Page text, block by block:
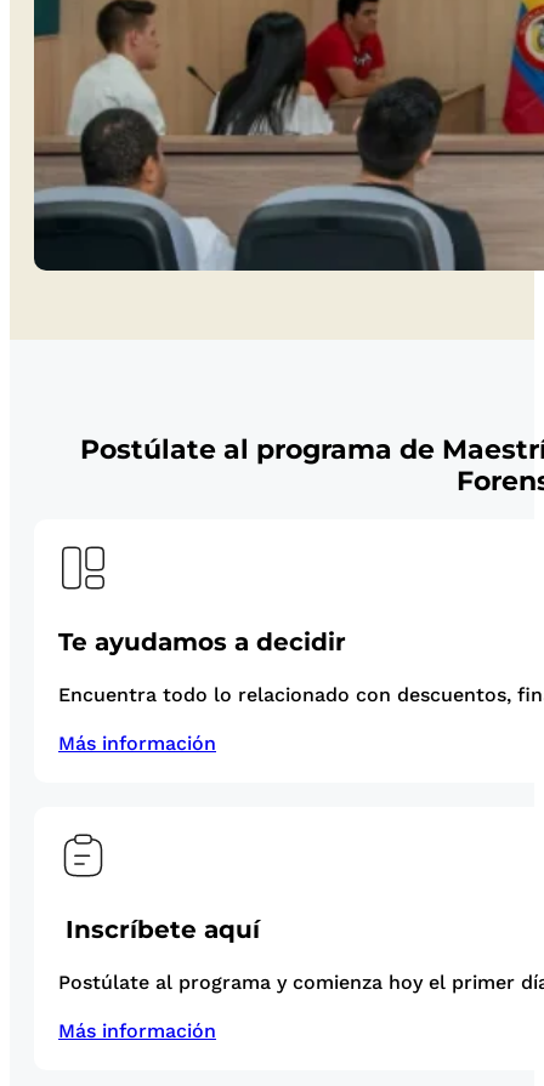
Postúlate al programa de
Te ayudamos a decidir
Encuentra todo lo relacionado con descuentos,
Más información
Inscríbete aquí
Postúlate al programa y comienza hoy el primer
Más información